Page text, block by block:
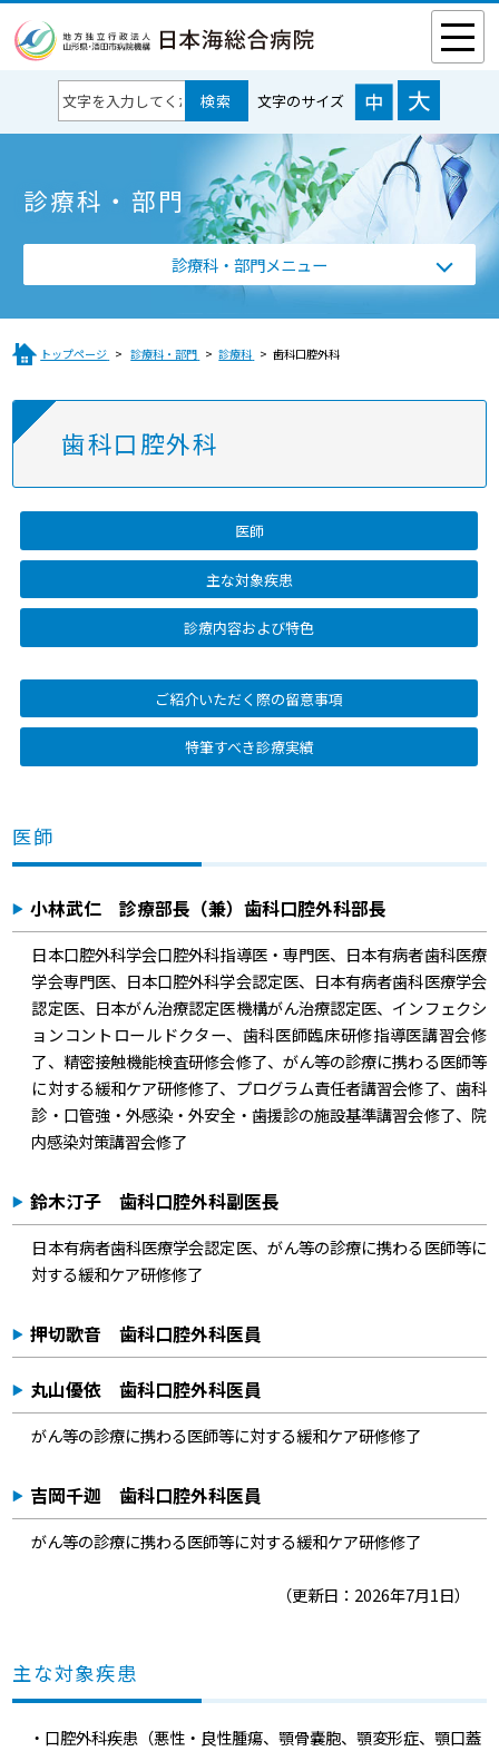
文字のサイズ
診療科・部門
診療科・部門メニュー
トップページ 診療科・部門 診療科 歯科口腔外科
歯科口腔外科
医師
主な対象疾患
診療内容および特色
ご紹介いただく際の留意事項
特筆すべき診療実績
医師
小林武仁 診療部長（兼）歯科口腔外科部長
日本口腔外科学会口腔外科指導医・専門医、日本有病者歯科医療
学会専門医、日本口腔外科学会認定医、日本有病者歯科医療学会
認定医、日本がん治療認定医機構がん治療認定医、インフェクシ
ョンコントロールドクター、歯科医師臨床研修指導医講習会修
了、精密接触機能検査研修会修了、がん等の診療に携わる医師等
に対する緩和ケア研修修了、プログラム責任者講習会修了、歯科
診・口管強・外感染・外安全・歯援診の施設基準講習会修了、院
内感染対策講習会修了
鈴木汀子 歯科口腔外科副医長
日本有病者歯科医療学会認定医、がん等の診療に携わる医師等に
対する緩和ケア研修修了
押切歌音 歯科口腔外科医員
丸山優依 歯科口腔外科医員
がん等の診療に携わる医師等に対する緩和ケア研修修了
吉岡千迦 歯科口腔外科医員
がん等の診療に携わる医師等に対する緩和ケア研修修了
（更新日：2026年7月1日）
主な対象疾患
・口腔外科疾患（悪性・良性腫瘍、顎骨嚢胞、顎変形症、顎口蓋